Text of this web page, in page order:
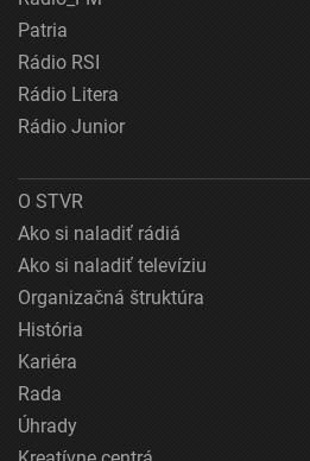
Patria
Rádio RSI
Rádio Litera
Rádio Junior
O STVR
Ako si naladiť rádiá
Ako si naladiť televíziu
Organizačná štruktúra
História
Kariéra
Rada
Úhrady